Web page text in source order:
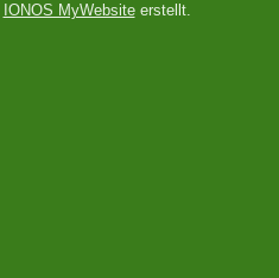
IONOS MyWebsiteerstellt.